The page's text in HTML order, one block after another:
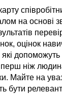
на основі
оцінок
допоможуть
перш ніж
Майте на
бути